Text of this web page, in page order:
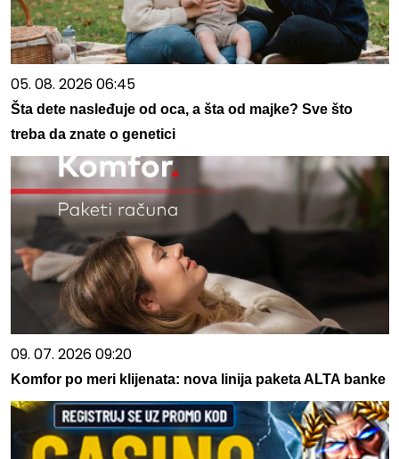
05. 08. 2026 06:45
Šta dete nasleđuje od oca, a šta od majke? Sve što
treba da znate o genetici
09. 07. 2026 09:20
Komfor po meri klijenata: nova linija paketa ALTA banke